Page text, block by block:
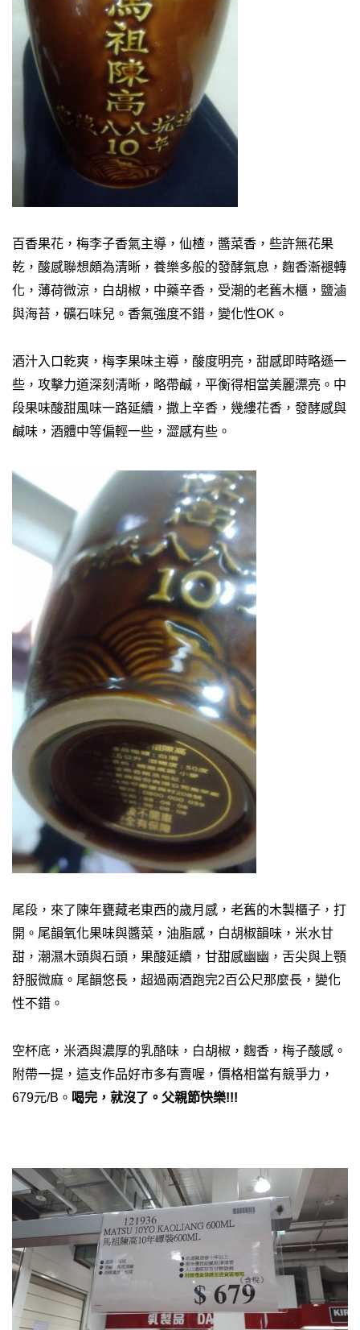
百香果花，梅李子香氣主導，仙楂，醬菜香，些許無花果
乾，酸感聯想頗為清晰，養樂多般的發酵氣息，麴香漸褪轉
化，薄荷微涼，白胡椒，中藥辛香，受潮的老舊木櫃，鹽滷
與海苔，礦石味兒。香氣強度不錯，變化性OK。
酒汁入口乾爽，梅李果味主導，酸度明亮，甜感即時略遜一
些，攻擊力道深刻清晰，略帶鹹，平衡得相當美麗漂亮。中
段果味酸甜風味一路延續，撒上辛香，幾縷花香，發酵感與
鹹味，酒體中等偏輕一些，澀感有些。
尾段，來了陳年甕藏老東西的歲月感，老舊的木製櫃子，打
開。尾韻氧化果味與醬菜，油脂感，白胡椒韻味，米水甘
甜，潮濕木頭與石頭，果酸延續，甘甜感幽幽，舌尖與上顎
舒服微麻。尾韻悠長，超過兩酒跑完2百公尺那麼長，變化
性不錯。
空杯底，米酒與濃厚的乳酪味，白胡椒，麴香，梅子酸感 。
附帶一提，這支作品好市多有賣喔，價格相當有競爭力，
679元/B。 喝完，就沒了。父親節快樂!!!